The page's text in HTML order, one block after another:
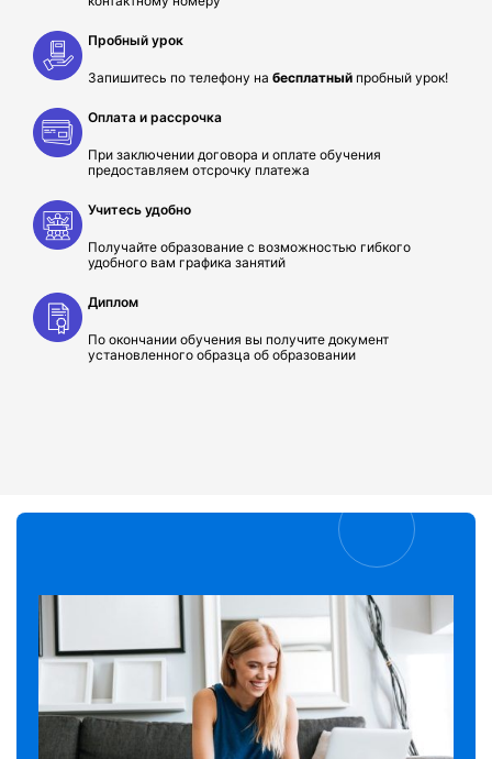
Пробный урок
Запишитесь по телефону на бесплатный пробный урок!
Оплата и рассрочка
При заключении договора и оплате обучения
предоставляем отсрочку платежа
Учитесь удобно
Получайте образование с возможностью гибкого
удобного вам графика занятий
Диплом
По окончании обучения вы получите документ
установленного образца об образовании